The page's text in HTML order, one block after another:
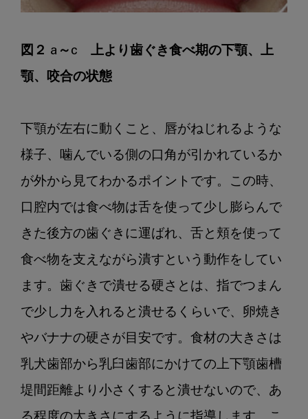
図２ a～c　上より歯ぐき食べ期の下顎、上
顎、咬合の状態
下顎が左右に動くこと、唇がねじれるような
様子、噛んでいる側の口角が引かれているか
が外から見てわかるポイントです。この時、
口腔内では食べ物は舌を使って少し膨らんで
きた後方の歯ぐきに運ばれ、舌と頬を使って
食べ物を支えながら潰すという動作をしてい
ます。歯ぐきで潰せる硬さとは、指でつまん
で少し力を入れると潰せるくらいで、卵焼き
やバナナの硬さが目安です。食材の大きさは
乳犬歯部から乳臼歯部にかけての上下顎歯槽
堤間距離より小さくすると潰せないので、あ